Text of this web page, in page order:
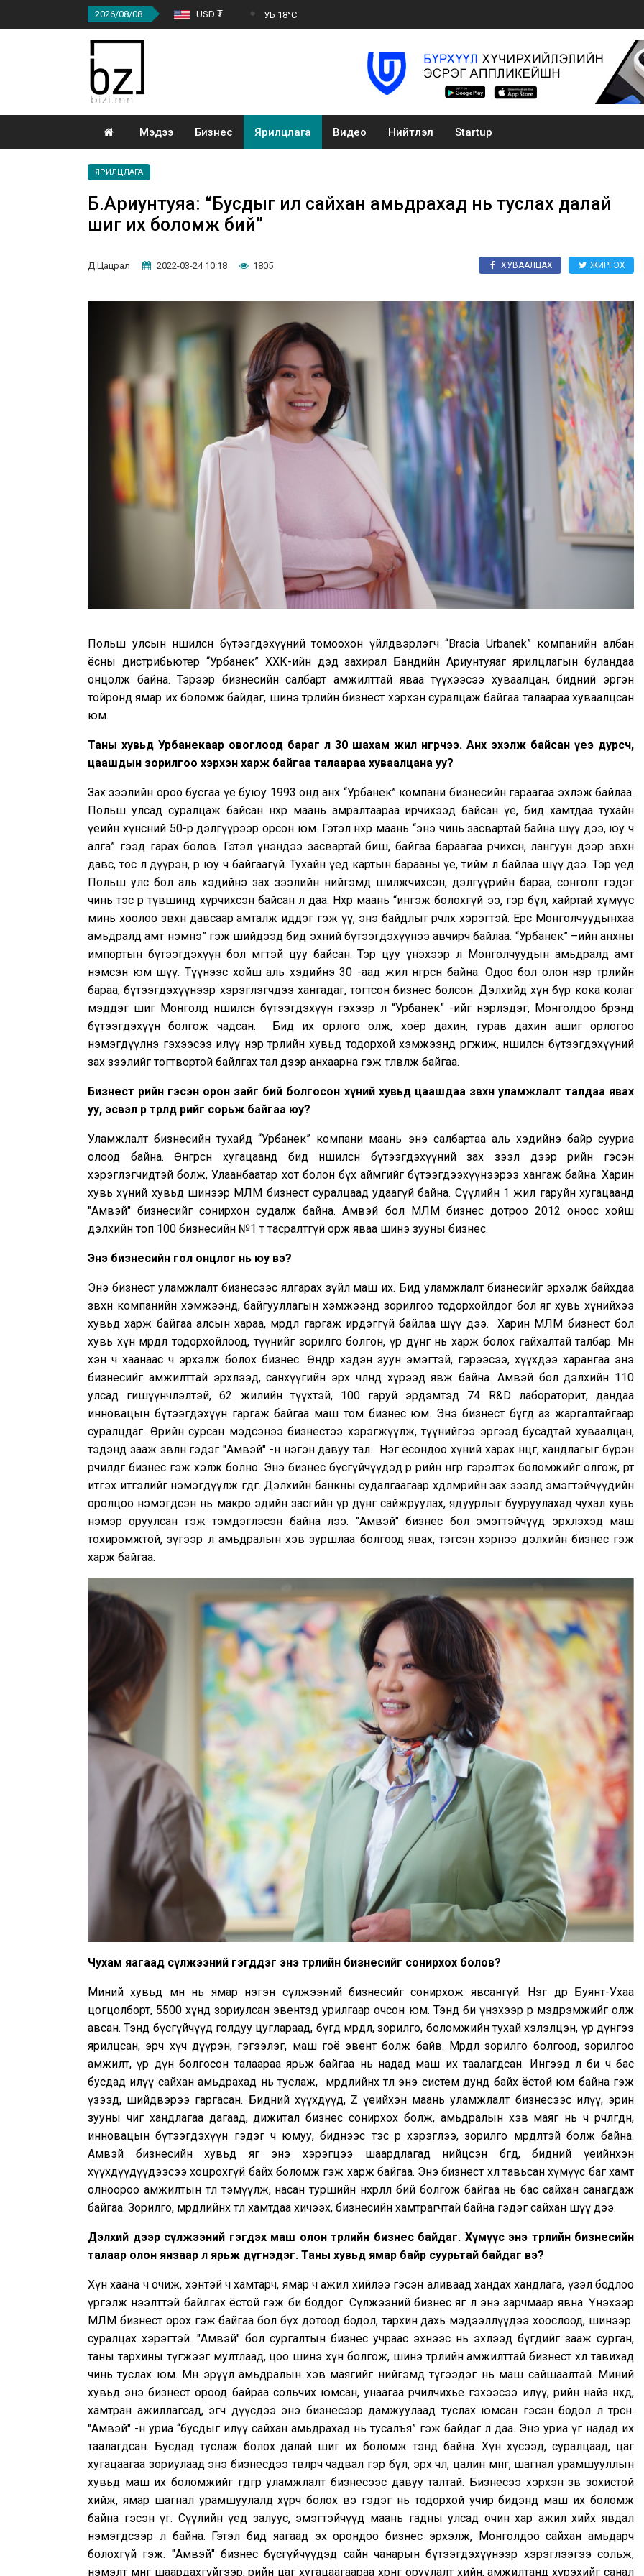
2026/08/08 USD ₮ УБ 18°C
Мэдээ Бизнес Ярилцлага Видео Нийтлэл Startup
ЯРИЛЦЛАГА
Б.Ариунтуяа: “Бусдыг илүү сайхан амьдрахад нь туслах далай
шиг их боломж бий”
Д.Цацрал 2022-03-24 10:18 1805 ХУВААЛЦАХ ЖИРГЭХ
Польш улсын нөөшилсөн бүтээгдэхүүний томоохон үйлдвэрлэгч “Вracia Urbanek” компанийн албан
ёсны дистрибьютер “Урбанек” ХХК-ийн дэд захирал Бандийн Ариунтуяаг ярилцлагын буландаа
онцолж байна. Тэрээр бизнесийн салбарт амжилттай яваа түүхээсээ хуваалцан, бидний эргэн
тойронд ямар их боломж байдаг, шинэ төрлийн бизнест хэрхэн суралцаж байгаа талаараа хуваалцсан
юм.
Таны хувьд Урбанекаар овоглоод бараг л 30 шахам жил өнгөрчээ. Анх эхэлж байсан үеэ дурсч,
цаашдын зорилгоо хэрхэн харж байгаа талаараа хуваалцана уу?
Зах зээлийн ороо бусгаа үе буюу 1993 онд анх “Урбанек” компани бизнесийн гараагаа эхлэж байлаа.
Польш улсад суралцаж байсан нөхөр маань амралтаараа ирчихээд байсан үе, бид хамтдаа тухайн
үеийн хүнсний 50-р дэлгүүрээр орсон юм. Гэтэл нөхөр маань “энэ чинь засвартай байна шүү дээ, юу ч
алга” гээд гарах болов. Гэтэл үнэндээ засвартай биш, байгаа бараагаа өрчихсөн, лангуун дээр зөвхөн
давс, тос л дүүрэн, өөр юу ч байгаагүй. Тухайн үед картын барааны үе, тийм л байлаа шүү дээ. Тэр үед
Польш улс бол аль хэдийнэ зах зээлийн нийгэмд шилжчихсэн, дэлгүүрийн бараа, сонголт гэдэг
чинь тэс өөр түвшинд хүрчихсэн байсан л даа. Нөхөр маань “ингэж болохгүй ээ, гэр бүл, хайртай хүмүүс
минь хоолоо зөвхөн давсаар амталж иддэг гэж үү, энэ байдлыг өөрчлөх хэрэгтэй. Ерөөсөө Монголчуудынхаа
амьдралд амт нэмнэ” гэж шийдээд бид эхний бүтээгдэхүүнээ авчирч байлаа. “Урбанек” –ийн анхны
импортын бүтээгдэхүүн бол мөөгтэй цуу байсан. Тэр цуу үнэхээр л Монголчуудын амьдралд амт
нэмсэн юм шүү. Түүнээс хойш аль хэдийнэ 30 -аад жил өнгөрсөн байна. Одоо бол олон нэр төрлийн
бараа, бүтээгдэхүүнээр хэрэглэгчдээ хангадаг, тогтсон бизнес болсон. Дэлхийд хүн бүр кока колаг
мэддэг шиг Монголд нөөшилсөн бүтээгдэхүүн гэхээр л “Урбанек” -ийг нэрлэдэг, Монголдоо брэнд
бүтээгдэхүүн болгож чадсан. Бид их орлого олж, хоёр дахин, гурав дахин ашиг орлогоо
нэмэгдүүлнэ гэхээсээ илүү нэр төрлийн хувьд тодорхой хэмжээнд өргөжиж, нөөшилсөн бүтээгдэхүүний
зах зээлийг тогтвортой байлгах тал дээр анхаарна гэж төлөвлөж байгаа.
Бизнест өөрийн гэсэн орон зайг бий болгосон хүний хувьд цаашдаа зөвхөн уламжлалт талдаа явах
уу, эсвэл өөр төрөлд өөрийгөө сорьж байгаа юу?
Уламжлалт бизнесийн тухайд “Урбанек” компани маань энэ салбартаа аль хэдийнэ байр сууриа
олоод байна. Өнгөрсөн хугацаанд бид нөөшилсөн бүтээгдэхүүний зах зээл дээр өөрийн гэсэн
хэрэглэгчидтэй болж, Улаанбаатар хот болон бүх аймгийг бүтээгдээхүүнээрээ хангаж байна. Харин
хувь хүний хувьд шинээр МЛМ бизнест суралцаад удаагүй байна. Сүүлийн 1 жил гаруйн хугацаанд
"Амвэй" бизнесийг сонирхон судалж байна. Амвэй бол МЛМ бизнес дотроо 2012 оноос хойш
дэлхийн топ 100 бизнесийн №1 т тасралтгүй орж яваа шинэ зууны бизнес.
Энэ бизнесийн гол онцлог нь юу вэ?
Энэ бизнест уламжлалт бизнесээс ялгарах зүйл маш их. Бид уламжлалт бизнесийг эрхэлж байхдаа
зөвхөн компанийн хэмжээнд, байгууллагын хэмжээнд зорилгоо тодорхойлдог бол яг хувь хүнийхээ
хувьд харж байгаа алсын хараа, мөрөөдлөө гаргаж ирдэггүй байлаа шүү дээ. Харин МЛМ бизнест бол
хувь хүн мөрөөдлөө тодорхойлоод, түүнийгөө зорилго болгон, үр дүнг нь харж болох гайхалтай талбар. Мөн
хэн ч хаанаас ч эрхэлж болох бизнес. Өнөөдөр хэдэн зуун эмэгтэй, гэрээсээ, хүүхдээ харангаа энэ
бизнесийг амжилттай эрхлээд, санхүүгийн эрх чөлөөнд хүрээд явж байна. Амвэй бол дэлхийн 110
улсад гишүүнчлэлтэй, 62 жилийн түүхтэй, 100 гаруй эрдэмтэд 74 R&D лабораторит, дандаа
инновацын бүтээгдэхүүн гаргаж байгаа маш том бизнес юм. Энэ бизнест бүгд аз жаргалтайгаар
суралцдаг. Өөрийн сурсан мэдсэнээ бизнестээ хэрэгжүүлж, түүнийгээ эргээд бусадтай хуваалцан,
тэдэнд зааж зөвлөнө гэдэг "Амвэй" -н нэгэн давуу тал. Нэг ёсондоо хүний харах өнцөг, хандлагыг бүрэн
өөрчилдөг бизнес гэж хэлж болно. Энэ бизнес бүсгүйчүүдэд өөр өөрийн өнгөөр гэрэлтэх боломжийг олгож, өөртөө
итгэх итгэлийг нэмэгдүүлж өгдөг. Дэлхийн банкны судалгаагаар хөдөлмөрийн зах зээлд эмэгтэйчүүдийн
оролцоо нэмэгдсэн нь макро эдийн засгийн үр дүнг сайжруулах, ядуурлыг бууруулахад чухал хувь
нэмэр оруулсан гэж тэмдэглэсэн байна лээ. "Амвэй" бизнес бол эмэгтэйчүүд эрхлэхэд маш
тохиромжтой, зүгээр л амьдралын хэв зуршлаа болгоод явах, тэгсэн хэрнээ дэлхийн бизнес гэж
харж байгаа.
Чухам яагаад сүлжээний гэгддэг энэ төрлийн бизнесийг сонирхох болов?
Миний хувьд өмнө нь ямар нэгэн сүлжээний бизнесийг сонирхож явсангүй. Нэг өдөр Буянт-Ухаа
цогцолборт, 5500 хүнд зориулсан эвентэд урилгаар очсон юм. Тэнд би үнэхээр өөр мэдрэмжийг олж
авсан. Тэнд бүсгүйчүүд голдуу цуглараад, бүгд мөрөөдөл, зорилго, боломжийн тухай хэлэлцэн, үр дүнгээ
ярилцсан, эрч хүч дүүрэн, гэгээлэг, маш гоё эвент болж байв. Мөрөөдлөө зорилго болгоод, зорилгоо
амжилт, үр дүн болгосон талаараа ярьж байгаа нь надад маш их таалагдсан. Ингээд л би ч бас
бусдад илүү сайхан амьдрахад нь туслаж, мөрөөдлийнхөө төлөө энэ систем дунд байх ёстой юм байна гэж
үзээд, шийдвэрээ гаргасан. Бидний хүүхдүүд, Z үеийхэн маань уламжлалт бизнесээс илүү, эрин
зууны чиг хандлагаа дагаад, дижитал бизнес сонирхох болж, амьдралын хэв маяг нь ч өөрчлөгдөн,
инновацын бүтээгдэхүүн гэдэг ч юмуу, биднээс тэс өөр хэрэглээ, зорилго мөрөөдөлтэй болж байна.
Амвэй бизнесийн хувьд яг энэ хэрэгцээ шаардлагад нийцсэн бөгөөд, бидний үеийнхэн
хүүхдүүдүүдээсээ хоцрохгүй байх боломж гэж харж байгаа. Энэ бизнест хөл тавьсан хүмүүс баг хамт
олноороо амжилтын төлөө тэмүүлж, насан туршийн нөхөрлөл бий болгож байгаа нь бас сайхан санагдаж
байгаа. Зорилго, мөрөөдлийнхөө төлөө хамтдаа хичээх, бизнесийн хамтрагчтай байна гэдэг сайхан шүү дээ.
Дэлхий дээр сүлжээний гэгдэх маш олон төрлийн бизнес байдаг. Хүмүүс энэ төрлийн бизнесийн
талаар олон янзаар л ярьж дүгнэдэг. Таны хувьд ямар байр суурьтай байдаг вэ?
Хүн хаана ч очиж, хэнтэй ч хамтарч, ямар ч ажил хийлээ гэсэн аливаад хандах хандлага, үзэл бодлоо
үргэлж нээлттэй байлгах ёстой гэж би боддог. Сүлжээний бизнес яг л энэ зарчмаар явна. Үнэхээр
МЛМ бизнест орох гэж байгаа бол бүх дотоод бодол, тархин дахь мэдээллүүдээ хоослоод, шинээр
суралцах хэрэгтэй. "Амвэй" бол сургалтын бизнес учраас эхнээс нь эхлээд бүгдийг зааж сурган,
таны тархины түгжээг мултлаад, цоо шинэ хүн болгож, шинэ төрлийн амжилттай бизнест хөл тавихад
чинь туслах юм. Мөн эрүүл амьдралын хэв маягийг нийгэмд түгээдэг нь маш сайшаалтай. Миний
хувьд энэ бизнест ороод байраа сольчих юмсан, унаагаа өөрчилчихье гэхээсээ илүү, өөрийн найз нөхөд,
хамтран ажиллагсад, эгч дүүсдээ энэ бизнесээр дамжуулаад туслах юмсан гэсэн бодол л төрсөн.
"Амвэй" -н уриа “бусдыг илүү сайхан амьдрахад нь тусалъя” гэж байдаг л даа. Энэ уриа үг надад их
таалагдсан. Бусдад туслаж болох далай шиг их боломж тэнд байна. Хүн хүсээд, суралцаад, цаг
хугацаагаа зориулаад энэ бизнесдээ төвлөрч чадвал гэр бүл, эрх чөлөө, цалин мөнгө, шагнал урамшууллын
хувьд маш их боломжийг өгдөгөөрөө уламжлалт бизнесээс давуу талтай. Бизнесээ хэрхэн зөв зохистой
хийж, ямар шагнал урамшуулалд хүрч болох вэ гэдэг нь тодорхой учир бидэнд маш их боломж
байна гэсэн үг. Сүүлийн үед залуус, эмэгтэйчүүд маань гадны улсад очин хар ажил хийх явдал
нэмэгдсээр л байна. Гэтэл бид яагаад эх орондоо бизнес эрхэлж, Монголдоо сайхан амьдарч
болохгүй гэж. "Амвэй" бизнес бүсгүйчүүдэд сайн чанарын бүтээгдэхүүнээр хэрэглээгээ сольж,
нэмэлт мөнгө шаардахгүйгээр, өөрийн цаг хугацаагаараа хөрөнгө оруулалт хийн, амжилтанд хүрэхийг санал